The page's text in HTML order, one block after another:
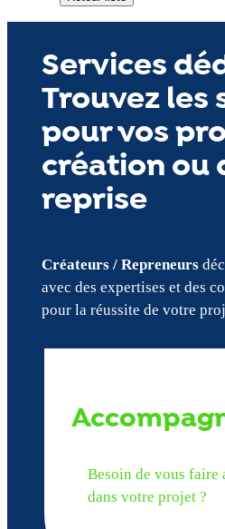
Services
Trouvez les
pour vos
création ou
reprise
Créateurs / Repreneurs
avec des expertises et des
pour la réussite de votre
Besoin de vous faire
dans votre projet ?